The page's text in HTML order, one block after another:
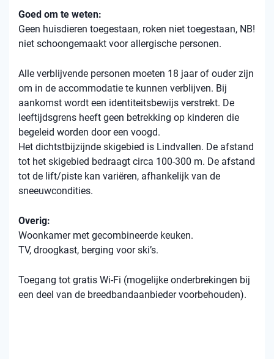
Goed om te weten:
Geen huisdieren toegestaan, roken niet toegestaan, NB!
niet schoongemaakt voor allergische personen.
Alle verblijvende personen moeten 18 jaar of ouder zijn
om in de accommodatie te kunnen verblijven. Bij
aankomst wordt een identiteitsbewijs verstrekt. De
leeftijdsgrens heeft geen betrekking op kinderen die
begeleid worden door een voogd.
Het dichtstbijzijnde skigebied is Lindvallen. De afstand
tot het skigebied bedraagt ​​circa 100-300 m. De afstand
tot de lift/piste kan variëren, afhankelijk van de
sneeuwcondities.
Overig:
Woonkamer met gecombineerde keuken.
TV, droogkast, berging voor ski’s.
Toegang tot gratis Wi-Fi (mogelijke onderbrekingen bij
een deel van de breedbandaanbieder voorbehouden).